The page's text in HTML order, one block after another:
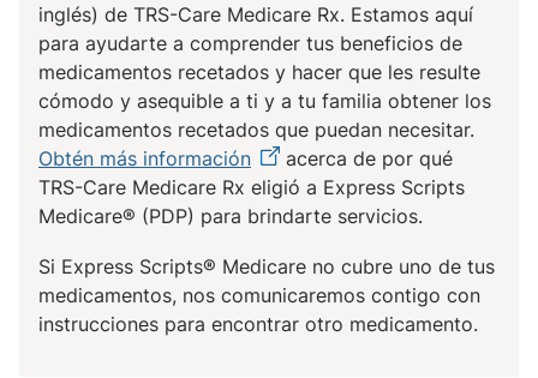
inglés) de TRS-Care Medicare Rx. Estamos aquí
para ayudarte a comprender tus beneficios de
medicamentos recetados y hacer que les resulte
cómodo y asequible a ti y a tu familia obtener los
medicamentos recetados que puedan necesitar.
Obtén más información
acerca de por qué
TRS-Care Medicare Rx eligió a Express Scripts
Medicare® (PDP) para brindarte servicios.
Si Express Scripts® Medicare no cubre uno de tus
medicamentos, nos comunicaremos contigo con
instrucciones para encontrar otro medicamento.